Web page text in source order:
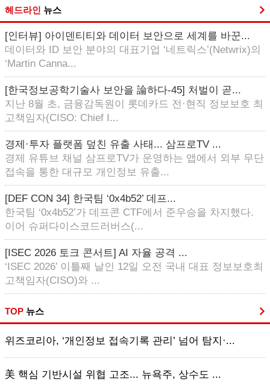
헤드라인 뉴스
[인터뷰] 아이덴티티와 데이터 보안으로 세계를 바꾼...
데이터와 ID 보안 분야의 대표기업 ‘네트릭스’(Netwrix)의
‘Martin Canna...
[한국정보공학기술사 보안을 論하다-45] 처벌이 곧...
지난 8월 초, 금융감독원이 롯데카드 전·현직 정보보호 최
고책임자(CISO: Chief I...
경제·투자 플랫폼 덮친 유출 사태... 삼프로TV ...
경제 유튜브 채널 삼프로TV가 운영하는 앱에서 외부 무단
접속을 통한 대규모 개인정보 유출...
[DEF CON 34] 한국팀 ‘0x4b52’ 데프...
한국팀 ‘0x4b52’가 데프콘 CTF에서 준우승을 차지했다.
이어 슈퍼다이스코드러버스(...
[ISEC 2026 토크 콘서트] AI 자율 공격 ...
‘ISEC 2026’ 이틀째 날인 12일 오전 국내 대표 정보보호최
고책임자(CISO)와 ...
TOP 뉴스
위즈코리아, ‘개인정보 접속기록 관리’ 넘어 탐지·...
美 핵심 기반시설 위협 고조... 뉴욕주, 상수도 ...